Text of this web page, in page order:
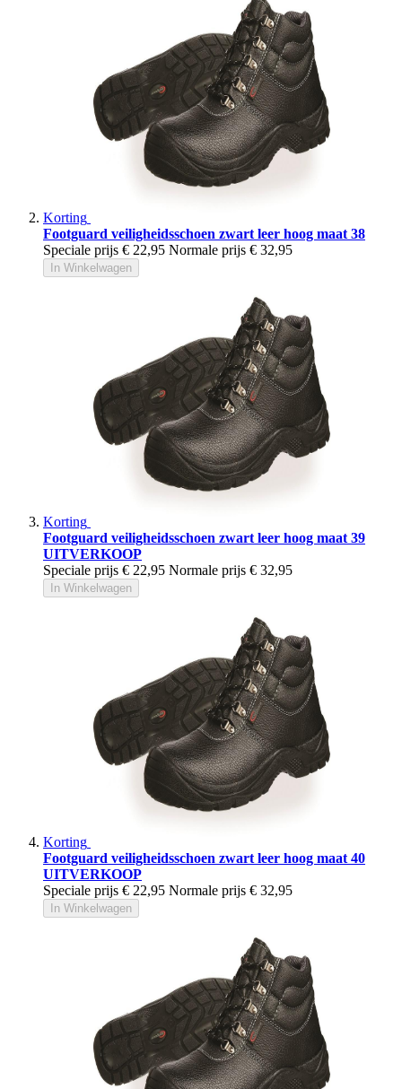
Korting
Footguard veiligheidsschoen zwart leer hoog maat 38
Speciale prijs € 22,95 Normale prijs € 32,95
In Winkelwagen
Korting
Footguard veiligheidsschoen zwart leer hoog maat 39
UITVERKOOP
Speciale prijs € 22,95 Normale prijs € 32,95
In Winkelwagen
Korting
Footguard veiligheidsschoen zwart leer hoog maat 40
UITVERKOOP
Speciale prijs € 22,95 Normale prijs € 32,95
In Winkelwagen